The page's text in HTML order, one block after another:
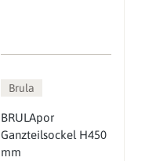
Brula
BRULApor
Ganzteilsockel H450
mm